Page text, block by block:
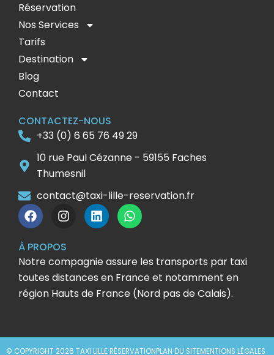
Réservation
Nos Services
Tarifs
Destination
Blog
Contact
CONTACTEZ-NOUS
+33 (0) 6 65 76 49 29
10 rue Paul Cézanne - 59155 Faches
Thumesnil
contact@taxi-lille-reservation.fr
F
a
c
e
b
o
o
k
I
n
t
a
g
r
a
L
i
n
e
d
i
n
W
h
a
s
a
p
p
À PROPOS
Notre compagnie assure les transports par taxi
toutes distances en France et notamment en
région Hauts de France (Nord pas de Calais).
© COPYRIGHT 2026 TAXI LILLE RÉSERVATIONPLAN DU SITEMENTIONS LÉGALES